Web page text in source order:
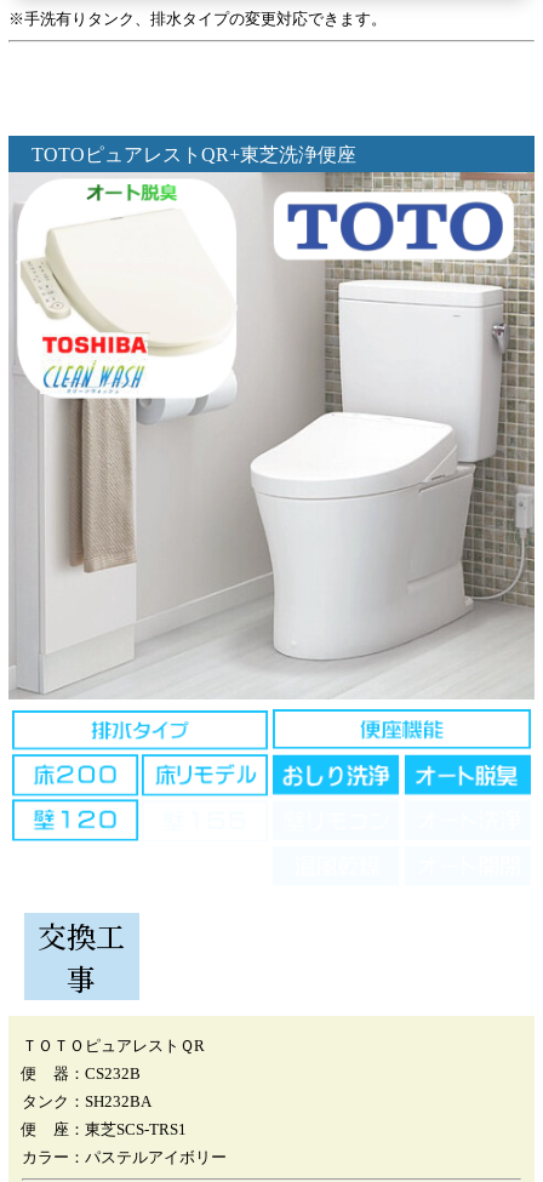
※手洗有りタンク、排水タイプの変更対応できます。
TOTOピュアレストQR+東芝洗浄便座
交換工
事
ＴＯＴＯピュアレストＱR
便 器：CS232B
タンク：SH232BA
便 座：東芝SCS-TRS1
カラー：パステルアイボリー